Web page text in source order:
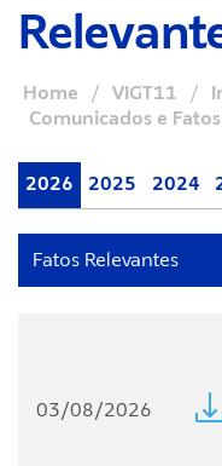
Home / VIGT11 /
Comunicados e
2026 2025 2024
Fatos Relevantes
03/08/2026